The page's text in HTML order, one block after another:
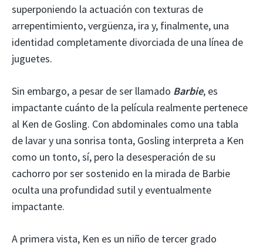
superponiendo la actuación con texturas de
arrepentimiento, vergüenza, ira y, finalmente, una
identidad completamente divorciada de una línea de
juguetes.
Sin embargo, a pesar de ser llamado Barbie, es
impactante cuánto de la película realmente pertenece
al Ken de Gosling. Con abdominales como una tabla
de lavar y una sonrisa tonta, Gosling interpreta a Ken
como un tonto, sí, pero la desesperación de su
cachorro por ser sostenido en la mirada de Barbie
oculta una profundidad sutil y eventualmente
impactante.
A primera vista, Ken es un niño de tercer grado